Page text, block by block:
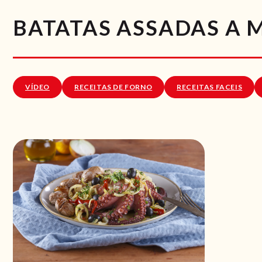
BATATAS ASSADAS A
VÍDEO RECEITAS DE FORNO RECEITAS FACEIS